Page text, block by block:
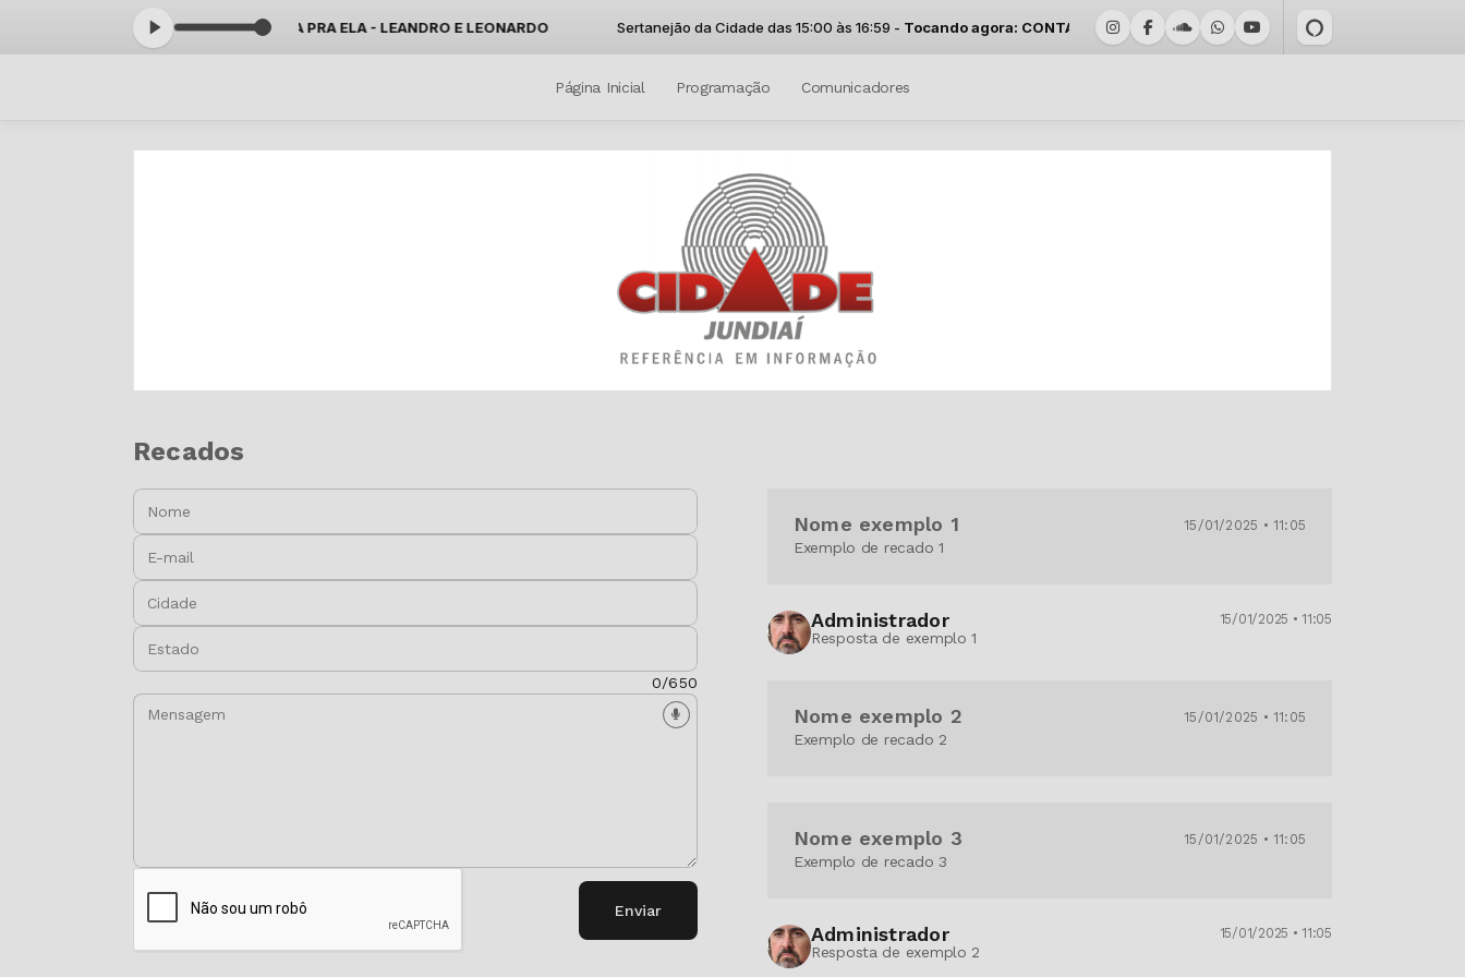
Tocando agora: CONTA PRA ELA - LEANDRO E LEONARDO Sertanejão da Cidade das 15:00 às 16:59 -Tocando agora: CONTA PRA ELA - LEANDRO E LEONARDO
Página Inicial Programação Comunicadores
Recados
Nome:
E-mail:
Cidade:
Estado:
0/650
Enviar
Nome exemplo 1 15/01/2025 • 11:05
Exemplo de recado 1
Administrador 15/01/2025 • 11:05
Resposta de exemplo 1
Nome exemplo 2 15/01/2025 • 11:05
Exemplo de recado 2
Nome exemplo 3 15/01/2025 • 11:05
Exemplo de recado 3
Administrador 15/01/2025 • 11:05
Resposta de exemplo 2